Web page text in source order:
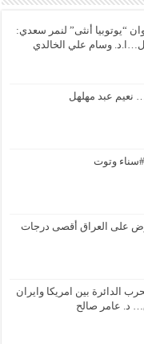
“يوتوبيا أنثى” لنمر سعدي:
وسام علي الخالدي
نعيم عبد مهلهل
وتوت
على العراق أقصى درجات
الدائرة بين امريكا وايران
د. عامر صالح